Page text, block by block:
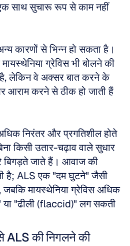
साथ सुचारू रूप से काम नहीं
कारणों से भिन्न हो सकता है।
ग्रेविस भी बोलने की
लेकिन वे अक्सर बात करने के
आराम करने से ठीक हो जाती हैं
निरंतर और प्रगतिशील होते
किसी उतार-चढ़ाव वाले सुधार
जाते हैं। आवाज की
है; ALS एक "दम घुटने" जैसी
मायस्थेनिया ग्रेविस अधिक
या "ढीली (flaccid)" लग सकती
ALS की निगलने की